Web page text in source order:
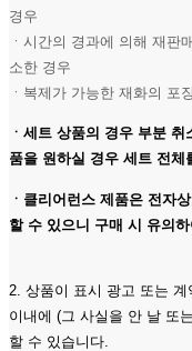
경우
ㆍ시간의 경과에 의해 재판
소한 경우
ㆍ복제가 가능한 재화의 포
ㆍ세트 상품의 경우 부분
품을 원하실 경우 세트 전
ㆍ클리어런스 제품은 전자
할 수 있으니 구매 시 유의
2. 상품이 표시 광고 또는
이내에 (그 사실을 안 날 또
할 수 있습니다.